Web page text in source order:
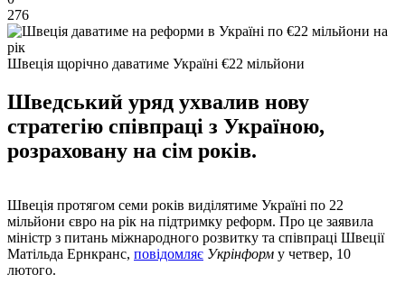
276
Швеція щорічно даватиме Україні €22 мільйони
Шведський уряд ухвалив нову
стратегію співпраці з Україною,
розраховану на сім років.
Швеція протягом семи років виділятиме Україні по 22
мільйони євро на рік на підтримку реформ. Про це заявила
міністр з питань міжнародного розвитку та співпраці Швеції
Матільда ​​Ернкранс, повідомляє Укрінформ у четвер, 10
лютого.